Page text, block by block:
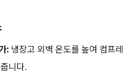
: 냉장고 외벽 온도를 높여 컴프레
니다.